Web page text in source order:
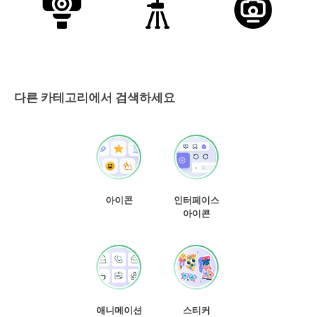
다른 카테고리에서 검색하세요
아이콘
인터페이스
아이콘
애니메이션
스티커